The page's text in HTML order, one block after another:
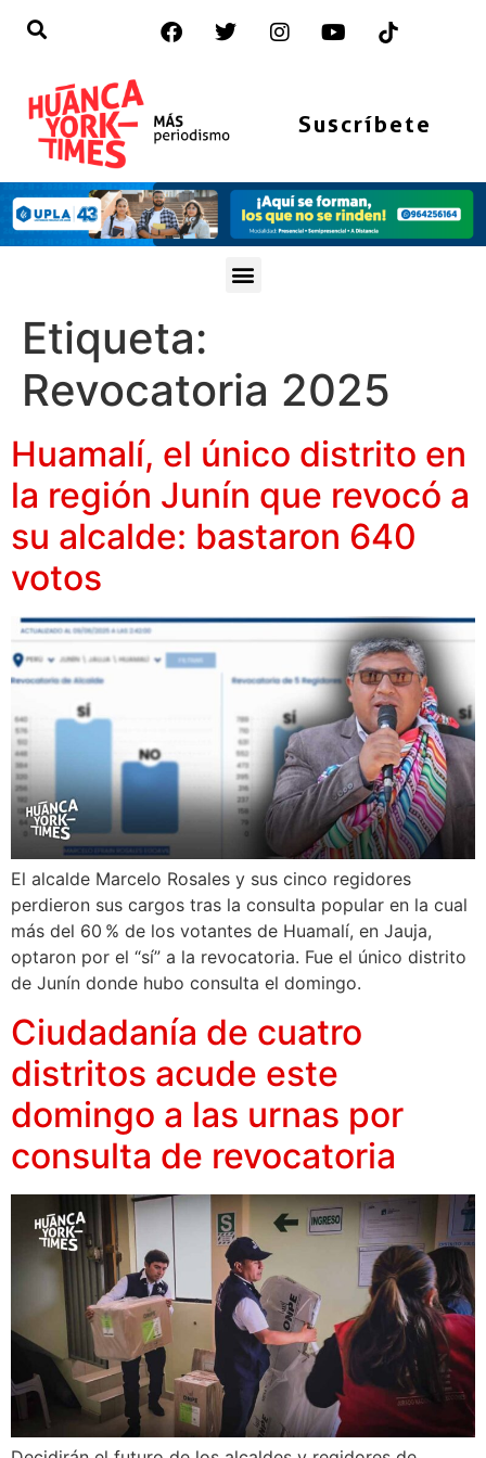
Suscríbete
Etiqueta:
Revocatoria 2025
Huamalí, el único distrito en
la región Junín que revocó a
su alcalde: bastaron 640
votos
El alcalde Marcelo Rosales y sus cinco regidores
perdieron sus cargos tras la consulta popular en la cual
más del 60 % de los votantes de Huamalí, en Jauja,
optaron por el “sí” a la revocatoria. Fue el único distrito
de Junín donde hubo consulta el domingo.
Ciudadanía de cuatro
distritos acude este
domingo a las urnas por
consulta de revocatoria